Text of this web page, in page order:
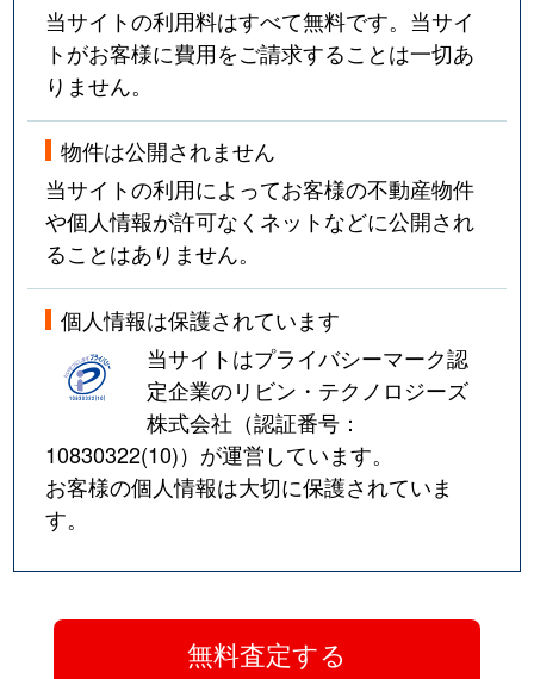
当サイトの利用料はすべて無料です。当サイ
トがお客様に費用をご請求することは一切あ
りません。
物件は公開されません
当サイトの利用によってお客様の不動産物件
や個人情報が許可なくネットなどに公開され
ることはありません。
個人情報は保護されています
当サイトはプライバシーマーク認
定企業のリビン・テクノロジーズ
株式会社（認証番号：
10830322(10)）が運営しています。
お客様の個人情報は大切に保護されていま
す。